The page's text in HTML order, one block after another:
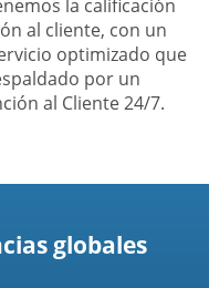
la calificación
al cliente, con un
optimizado que
por un
al Cliente 24/7.
globales